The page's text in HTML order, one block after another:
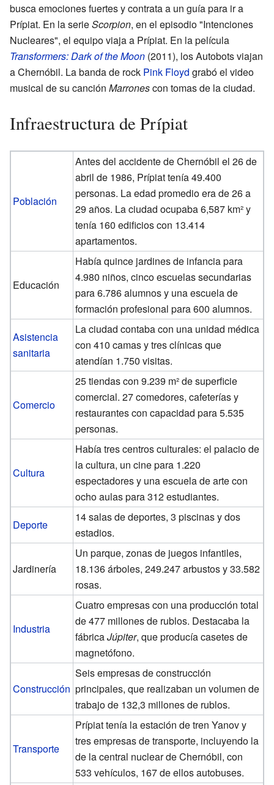
busca emociones fuertes y contrata a un guía para ir a
Prípiat. En la serieScorpion, en el episodio "Intenciones
Nucleares", el equipo viaja a Prípiat. En la película
Transformers: Dark of the Moon (2011), los Autobots viajan
a Chernóbil. La banda de rock Pink Floyd grabó el video
musical de su canción Marronescon tomas de la ciudad.
Infraestructura de Prípiat
Población
Antes del accidente de Chernóbil el 26 de
abril de 1986, Prípiat tenía 49.400
personas. La edad promedio era de 26 a
29 años. La ciudad ocupaba 6,587 km² y
tenía 160 edificios con 13.414
apartamentos.
Educación
Había quince jardines de infancia para
4.980 niños, cinco escuelas secundarias
para 6.786 alumnos y una escuela de
formación profesional para 600 alumnos.
Asistencia
sanitaria
La ciudad contaba con una unidad médica
con 410 camas y tres clínicas que
atendían 1.750 visitas.
Comercio
25 tiendas con 9.239 m² de superficie
comercial. 27 comedores, cafeterías y
restaurantes con capacidad para 5.535
personas.
Cultura
Había tres centros culturales: el palacio de
la cultura, un cine para 1.220
espectadores y una escuela de arte con
ocho aulas para 312 estudiantes.
Deporte
14 salas de deportes, 3 piscinas y dos
estadios.
Jardinería
Un parque, zonas de juegos infantiles,
18.136 árboles, 249.247 arbustos y 33.582
rosas.
Industria
Cuatro empresas con una producción total
de 477 millones de rublos. Destacaba la
fábricaJúpiter, que producía casetes de
magnetófono.
Construcción
Seis empresas de construcción
principales, que realizaban un volumen de
trabajo de 132,3 millones de rublos.
Transporte
Prípiat tenía la estación de tren Yanov y
tres empresas de transporte, incluyendo la
de la central nuclear de Chernóbil, con
533 vehículos, 167 de ellos autobuses.